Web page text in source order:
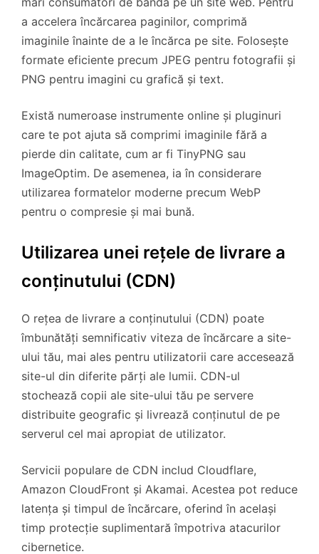
a accelera încărcarea paginilor, comprimă
imaginile înainte de a le încărca pe site. Folosește
formate eficiente precum JPEG pentru fotografii și
PNG pentru imagini cu grafică și text.
Există numeroase instrumente online și pluginuri
care te pot ajuta să comprimi imaginile fără a
pierde din calitate, cum ar fi TinyPNG sau
ImageOptim. De asemenea, ia în considerare
utilizarea formatelor moderne precum WebP
pentru o compresie și mai bună.
Utilizarea unei rețele de livrare a
conținutului (CDN)
O rețea de livrare a conținutului (CDN) poate
îmbunătăți semnificativ viteza de încărcare a site-
ului tău, mai ales pentru utilizatorii care accesează
site-ul din diferite părți ale lumii. CDN-ul
stochează copii ale site-ului tău pe servere
distribuite geografic și livrează conținutul de pe
serverul cel mai apropiat de utilizator.
Servicii populare de CDN includ Cloudflare,
Amazon CloudFront și Akamai. Acestea pot reduce
latența și timpul de încărcare, oferind în același
timp protecție suplimentară împotriva atacurilor
cibernetice.